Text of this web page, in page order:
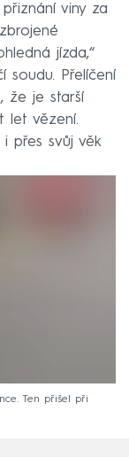
viny za
jízda,“
soudu. Přelíčení
že je starší
let vězení.
přes svůj věk
Ten přišel při